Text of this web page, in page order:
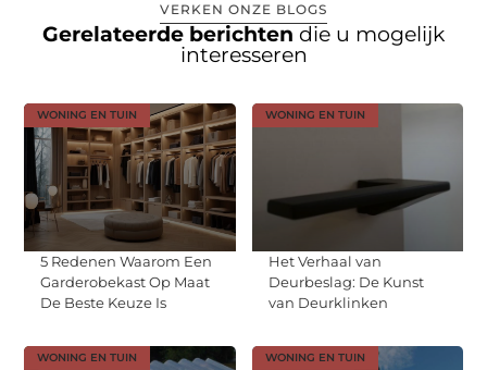
VERKEN ONZE BLOGS
Gerelateerde berichten die u mogelijk
interesseren
WONING EN TUIN
5 Redenen Waarom Een
Garderobekast Op Maat
De Beste Keuze Is
WONING EN TUIN
Het Verhaal van
Deurbeslag: De Kunst
van Deurklinken
WONING EN TUIN WONING EN TUIN